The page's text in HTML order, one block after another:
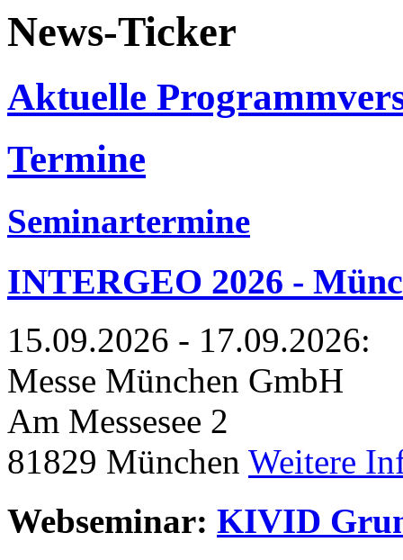
News-Ticker
Aktuelle
Termine
Seminartermine
INTERGEO 2026 -
15.09.2026 - 17.09.2026:
Messe München GmbH
Am Messesee 2
81829 München Weitere
Webseminar: KIVID